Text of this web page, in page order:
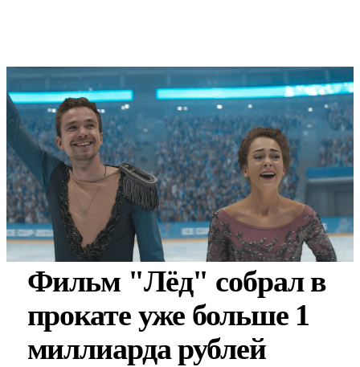
Фильм "Лёд" собрал в
прокате уже больше 1
миллиарда рублей